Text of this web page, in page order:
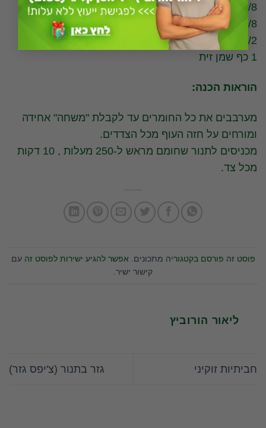
1/8 אבקת שום
1/8 אבקת בצל
1/2 כפית תבלים אורגנו יבש
1 כף שמן זית
הוראות הכנה:
מערבבים את כל החומרים עד לקבלת "משחה" אחידה
ומורחים על חזה העוף מכל הצדדים.
מכניסים לתנור שחומם מראש ל-250 מעלות , 10 דקות
מכל צד.
פוסט זה פורסם בקטגוריה מתכונים . אפשר להגיע ישירות לפוסט זהעם
קישור ישיר
ליאור הורוביץ
חביתיות זוקיני גזר בתנור (צ'יפס גזר)